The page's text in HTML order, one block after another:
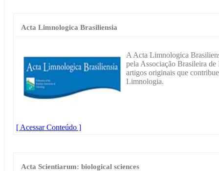
Acta Limnologica Brasiliensia
A Acta Limnologica
pela Associação Brasileira
artigos originais que
Limnologia.
[ Acessar Conteúdo ]
Acta Scientiarum: biological sciences